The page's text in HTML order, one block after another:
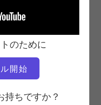
のために
開始
持ちですか？
きマット